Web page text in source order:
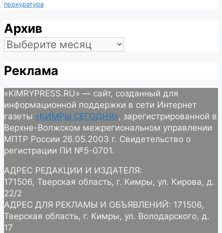
прокуратура
Архив
Архив
Реклама
«KIMRYPRESS.RU» — сайт, созданный для
информационной поддержки в сети Интернет
газеты «КИМРЫ СЕГОДНЯ», зарегистрированной в
Верхне-Волжском межрегиональном управлении
МПТР России 26.05.2003 г. Свидетельство о
регистрации ПИ №5-0701.
АДРЕС РЕДАКЦИИ И ИЗДАТЕЛЯ:
171506, Тверская область, г. Кимры, ул. Кирова, д.
22/2
АДРЕС ДЛЯ РЕКЛАМЫ И ОБЪЯВЛЕНИЙ: 171506,
Тверская область, г. Кимры, ул. Володарского, д.
17